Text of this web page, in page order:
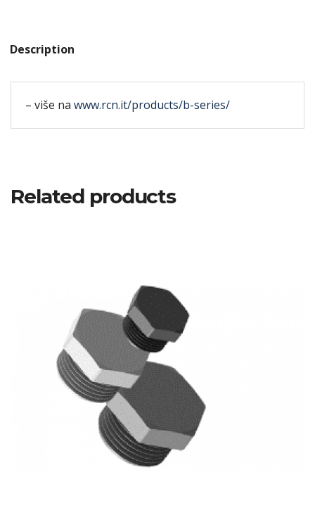
Description
– više na www.rcn.it/products/b-series/
Related products